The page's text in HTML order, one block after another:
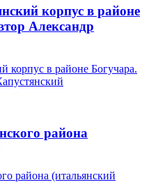
корпус в районе
Александр
района